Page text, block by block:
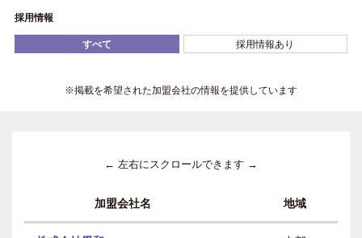
採用情報
すべて 採用情報あり
※掲載を希望された加盟会社の情報を提供しています
← 左右にスクロールできます →
加盟会社名 地域